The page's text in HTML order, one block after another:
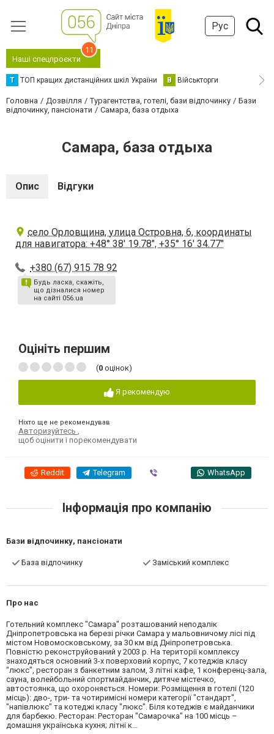
Рус
Наші спецпроєкти
11
Т ТОП кращих дистанційних шкіл України В Військторги
Головна Дозвілля Турагентства, готелі, бази відпочинку
Бази
відпочинку, пансіонати
Самара, база отдыха
Самара, база отдыха
Опис Відгуки
село Орловщина, улица Островна, 6, координаты
для навигатора: +48° 38' 19.78", +35° 16' 34.77"
+380 (67) 915 78 92
Будь ласка, скажіть,
що дізналися номер
на сайті 056.ua
Оцініть першим
(0 оцінок)
Я рекомендую
Ніхто ще не рекомендував
Авторизуйтесь
щоб оцінити і порекомендувати
Reddit Telegram WhatsApp
Інформація про компанію
Бази відпочинку, пансіонати
База відпочинку Заміський комплекс
Про нас
Готельний комплекс "Самара" розташований неподалік
Дніпропетровська на березі річки Самара у мальовничому лісі під
містом Новомосковському, за 30 км від Дніпропетровська.
Повністю реконструйований у 2003 р. На території комплексу
знаходяться основний 3-х поверховий корпус, 7 котеджів класу
"люкс", ресторан з банкетним залом, 3 літні кафе, 1 конференц-зала,
сауна, волейбольний спортмайданчик, дитяче містечко,
автостоянка, що охороняється. Номери: Розміщення в готелі (120
місць): дво-, три- та чотиримісні номери категорії "стандарт",
"напівлюкс" та котеджі класу "люкс". Біля котеджів є майданчики
для барбекю. Ресторан: Ресторан "Самарочка" на 100 місць –
домашня українська кухня; літні к...